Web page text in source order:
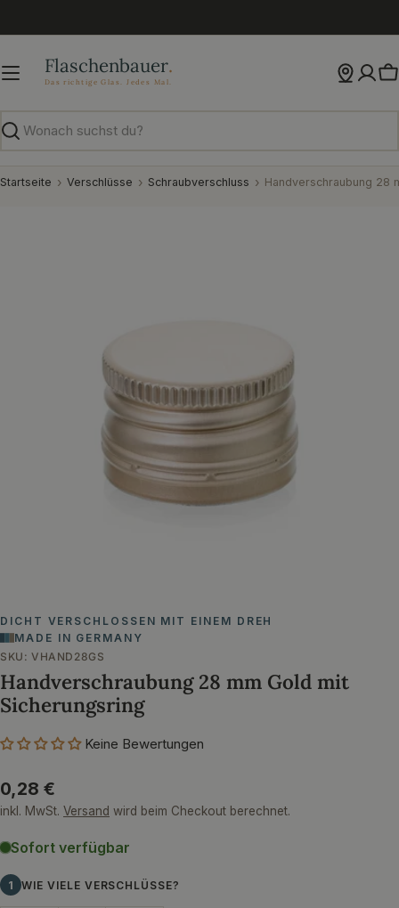
Inhalt
Suchen
Startseite Verschlüsse Schraubverschluss
Sie das Medium 0 im Modalformat
DICHT VERSCHLOSSEN MIT EINEM DREH
MADE IN GERMANY
SKU: VHAND28GS
Handverschraubung 28 mm Gold mit
Sicherungsring
Keine Bewertungen
Regulärer
Preis
0,28 €
inkl. MwSt. Versand wird beim Checkout berechnet.
Sofort verfügbar
1 WIE VIELE VERSCHLÜSSE?